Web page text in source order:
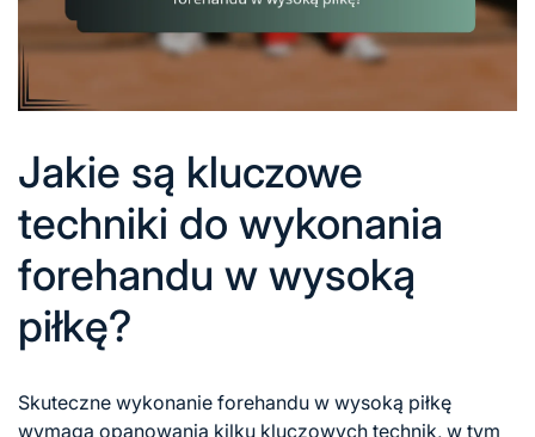
Jakie są kluczowe
techniki do wykonania
forehandu w wysoką
piłkę?
Skuteczne wykonanie forehandu w wysoką piłkę
wymaga opanowania kilku kluczowych technik, w tym